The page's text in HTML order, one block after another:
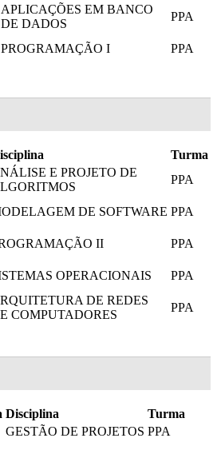
APLICAÇÕES EM BANCO
DE DADOS
PPA
PROGRAMAÇÃO I PPA
Turma
E PROJETO DE
PPA
DE SOFTWARE PPA
II
PPA
OPERACIONAIS
PPA
DE REDES
COMPUTADORES
PPA
Disciplina
Turma
GESTÃO DE PROJETOS PPA